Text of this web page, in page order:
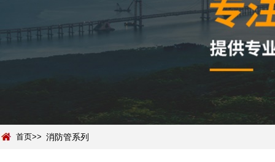
首页>> 消防管系列